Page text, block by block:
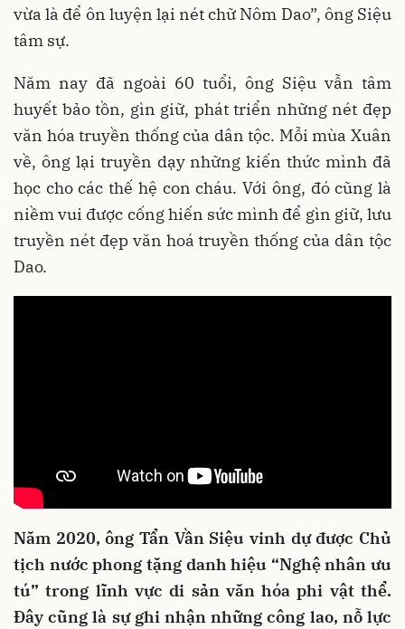
vừa là để ôn luyện lại nét chữ Nôm Dao”, ông Siệu
tâm sự.
Năm nay đã ngoài 60 tuổi, ông Siệu vẫn tâm
huyết bảo tồn, gìn giữ, phát triển những nét đẹp
văn hóa truyền thống của dân tộc. Mỗi mùa Xuân
về, ông lại truyền dạy những kiến thức mình đã
học cho các thế hệ con cháu. Với ông, đó cũng là
niềm vui được cống hiến sức mình để gìn giữ, lưu
truyền nét đẹp văn hoá truyền thống của dân tộc
Dao.
Năm 2020, ông Tẩn Vần Siệu vinh dự được Chủ
tịch nước phong tặng danh hiệu “Nghệ nhân ưu
tú” trong lĩnh vực di sản văn hóa phi vật thể.
Đây cũng là sự ghi nhận những công lao, nỗ lực